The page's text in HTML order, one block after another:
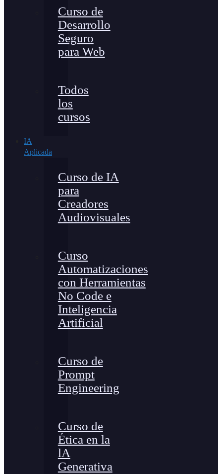
Curso de
Desarrollo
Seguro
para Web
Todos
los
cursos
IA
Aplicada
Curso de IA
para
Creadores
Audiovisuales
Curso
Automatizaciones
con Herramientas
No Code e
Inteligencia
Artificial
Curso de
Prompt
Engineering
Curso de
Ética en la
lA
Generativa